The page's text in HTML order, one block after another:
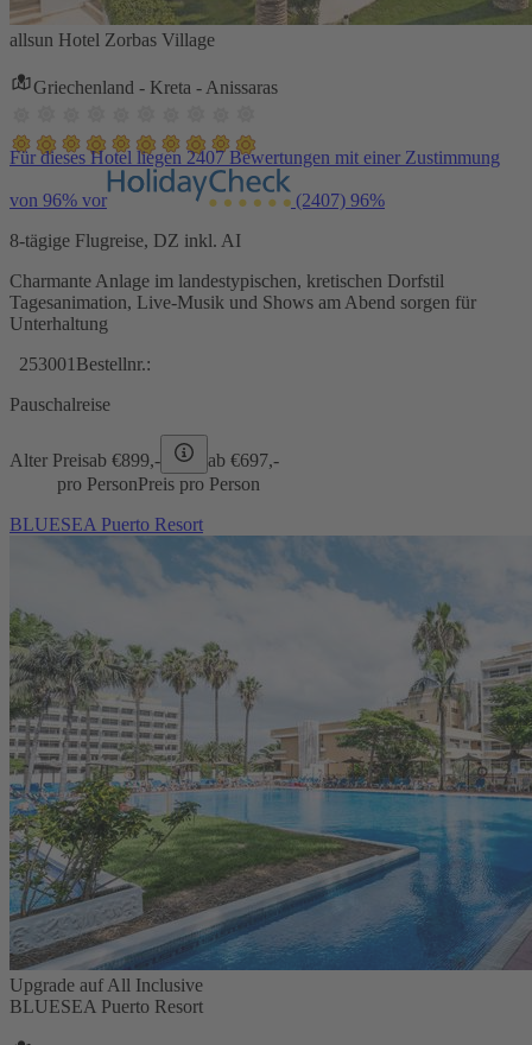
allsun Hotel Zorbas Village
Griechenland - Kreta - Anissaras
Für dieses Hotel liegen 2407 Bewertungen mit einer Zustimmung
von 96% vor (2407) 96%
8-tägige Flugreise, DZ inkl. AI
Charmante Anlage im landestypischen, kretischen Dorfstil
Tagesanimation, Live-Musik und Shows am Abend sorgen für
Unterhaltung
253001 Bestellnr.:
Pauschalreise
Alter Preisab €899,- ab €697,-
pro PersonPreis pro Person
BLUESEA Puerto Resort
Upgrade auf All Inclusive
BLUESEA Puerto Resort